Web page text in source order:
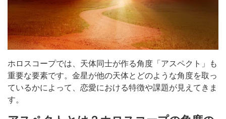
ホロスコープでは、天体同士が作る角度「アスペクト」も
重要な要素です。金星が他の天体とどのような角度を取っ
ているかによって、恋愛における特徴や課題が見えてきま
す。